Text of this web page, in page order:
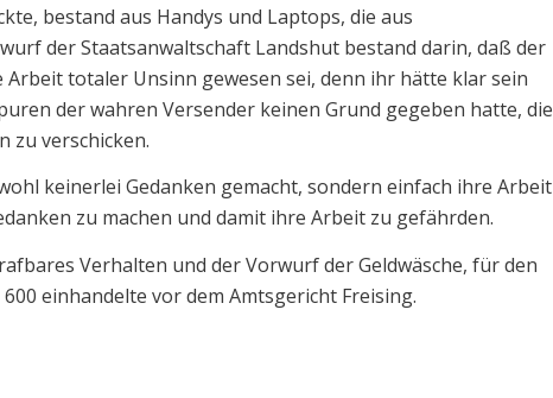
bestand aus Handys und Laptops, die aus
der Staatsanwaltschaft Landshut bestand darin, daß der
totaler Unsinn gewesen sei, denn ihr hätte klar sein
der wahren Versender keinen Grund gegeben hatte, die
zu verschicken.
keinerlei Gedanken gemacht, sondern einfach ihre Arbeit
zu machen und damit ihre Arbeit zu gefährden.
Verhalten und der Vorwurf der Geldwäsche, für den
einhandelte vor dem Amtsgericht Freising.